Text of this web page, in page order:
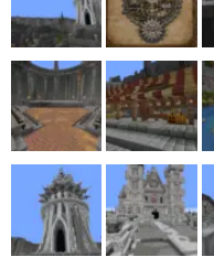
アプリレビュー
その他
電ファミニコゲーマーとは
運営：株式会社マレ